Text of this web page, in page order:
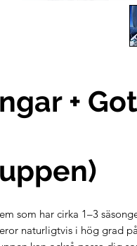
+
som har cirka 1–3
naturligtvis i hög grad